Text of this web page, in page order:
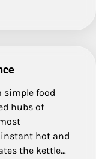
simple food
hubs of
hot and
the kettle…